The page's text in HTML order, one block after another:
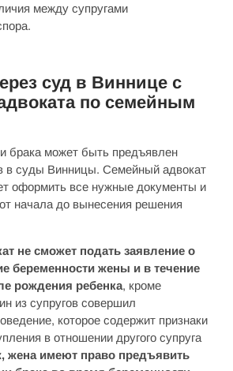
между супругами
суд в Виннице с
по семейным
брака может быть предъявлен
в суды Винницы. Семейный адвокат
оформить все нужные документы и
начала до вынесения решения
не сможет подать заявление о
беременности жены и в течение
рождения ребенка, кроме
из супругов совершил
которое содержит признаки
в отношении другого супруга
жена имеют право предъявить